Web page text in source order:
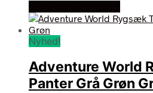
Nyhed!
Adventure World
Panter Grå Grøn